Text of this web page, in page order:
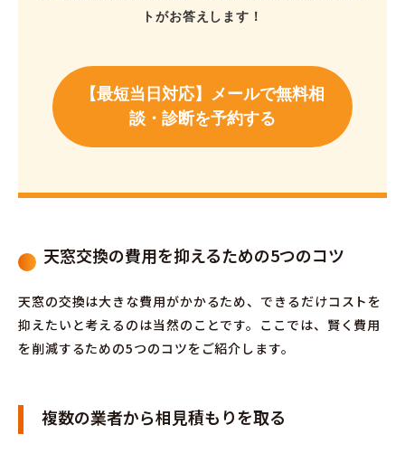
トがお答えします！
【最短当日対応】メールで無料相
談・診断を予約する
天窓交換の費用を抑えるための5つのコツ
天窓の交換は大きな費用がかかるため、できるだけコストを
抑えたいと考えるのは当然のことです。ここでは、賢く費用
を削減するための5つのコツをご紹介します。
複数の業者から相見積もりを取る